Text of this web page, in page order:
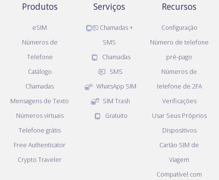
Produtos
eSIM
Números de
Telefone
Catálogo
Chamadas
Mensagens de Texto
Números virtuais
Telefone grátis
Free Authenticator
Crypto Traveler
Serviços
Chamadas +
SMS
Chamadas
SMS
WhatsApp SIM
SIM Trash
Gratuito
Recursos
Configuração
Número de telefone
pré-pago
Números de
telefone de 2FA
Verificações
Usar Seus Próprios
Dispositivos
Cartão SIM de
Viagem
Compatível com